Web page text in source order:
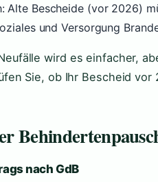
Alte Bescheide (vor 2026)
und Versorgung
wird es einfacher,
Sie, ob Ihr Bescheid
nach GdB